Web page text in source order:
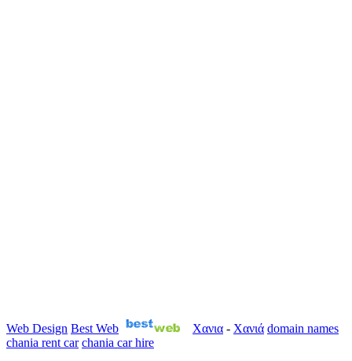
Web Design Best Web Χανια - Χανιά domain names
chania rent car chania car hire